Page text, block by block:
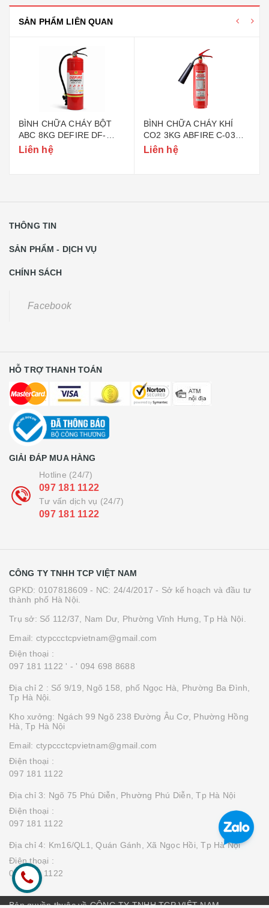
SẢN PHẨM LIÊN QUAN
BÌNH CHỮA CHÁY BỘT
ABC 8KG DEFIRE DF-
ABC8 (BỘ CÔNG AN)
Liên hệ
BÌNH CHỮA CHÁY KHÍ
CO2 3KG ABFIRE C-03
(TEM BỘ CÔNG AN)
Liên hệ
THÔNG TIN
SẢN PHẨM - DỊCH VỤ
CHÍNH SÁCH
Facebook
HỖ TRỢ THANH TOÁN
GIẢI ĐÁP MUA HÀNG
Hotline (24/7)
097 181 1122
Tư vấn dịch vụ (24/7)
097 181 1122
CÔNG TY TNHH TCP VIỆT NAM
GPKD: 0107818609 - NC: 24/4/2017 - Sở kế hoạch và đầu tư
thành phố Hà Nội.
Trụ sở: Số 112/37, Nam Dư, Phường Vĩnh Hưng, Tp Hà Nội.
Email: ctypccctcpvietnam@gmail.com
Điện thoại :
097 181 1122 ' - ' 094 698 8688
Địa chỉ 2 : Số 9/19, Ngõ 158, phố Ngọc Hà, Phường Ba Đình,
Tp Hà Nội.
Kho xưởng: Ngách 99 Ngõ 238 Đường Âu Cơ, Phường Hồng
Hà, Tp Hà Nội
Email: ctypccctcpvietnam@gmail.com
Điện thoại :
097 181 1122
Địa chỉ 3: Ngõ 75 Phú Diễn, Phường Phú Diễn, Tp Hà Nội
Điện thoại :
097 181 1122
Địa chỉ 4: Km16/QL1, Quán Gánh, Xã Ngọc Hồi, Tp Hà Nội
Điện thoại :
097 181 1122
Bản quyền thuộc về CÔNG TY TNHH TCP VIỆT NAM